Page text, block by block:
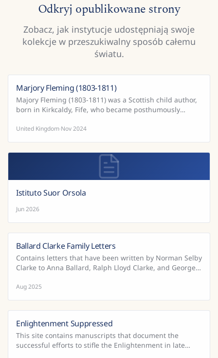
Odkryj opublikowane strony
Zobacz, jak instytucje udostępniają swoje
kolekcje w przeszukiwalny sposób całemu
światu.
Marjory Fleming (1803-1811)
Majory Fleming (1803-1811) was a Scottish child author,
born in Kirkcaldy, Fife, who became posthumously
United Kingdom·Nov 2024
Istituto Suor Orsola
Jun 2026
Ballard Clarke Family Letters
Contains letters that have been written by Norman Selby
Clarke to Anna Ballard, Ralph Lloyd Clarke, and George
Aug 2025
Enlightenment Suppressed
This site contains manuscripts that document the
successful efforts to stifle the Enlightenment in late